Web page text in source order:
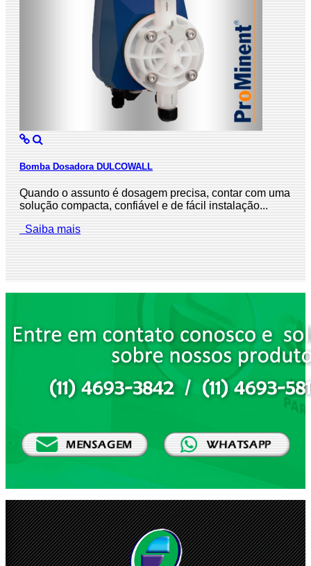
Bomba Dosadora DULCOWALL
Quando o assunto é dosagem precisa, contar com uma
solução compacta, confiável e de fácil instalação...
Saiba mais